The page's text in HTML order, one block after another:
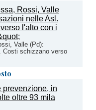
Valle (Pd):
Costi schizzano verso